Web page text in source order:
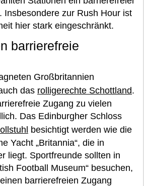
Insbesondere zur Rush Hour ist
hier stark eingeschränkt.
barrierefreie
Großbritannien
das rolligerechte Schottland.
Zugang zu vielen
Das Edinburgher Schloss
besichtigt werden wie die
Yacht „Britannia“, die in
liegt. Sportfreunde sollten in
Football Museum“ besuchen,
barrierefreien Zugang